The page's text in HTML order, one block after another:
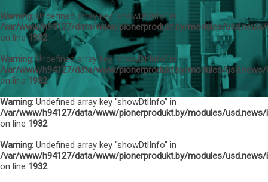
Warning: Undefined array key "showDtlInfo" in
/var/www/h94127/data/www/pionerprodukt.by/modules/usd.news/
on line1932
Warning: Undefined array key "showDtlInfo" in
/var/www/h94127/data/www/pionerprodukt.by/modules/usd.news/
on line 1932
Warning: Undefined array key "showDtlInfo" in
/var/www/h94127/data/www/pionerprodukt.by/modules/usd.news/
on line 1932
Warning: Undefined array key "showDtlInfo" in
/var/www/h94127/data/www/pionerprodukt.by/modules/usd.news/
on line 1932